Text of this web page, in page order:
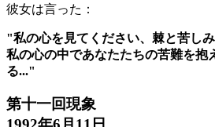
彼女は言った：
"私の心を見てください、棘と苦し
私の心の中であなたたちの苦難を抱
る..."
第十一回現象